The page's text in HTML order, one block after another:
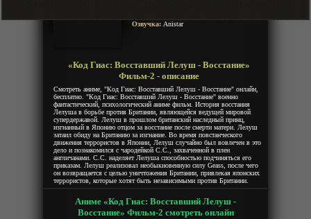
Озвучка: Anistar
«Код Гиас: Восставший Лелуш - Восстание»
Фильм-2 - описание
Смотреть аниме, "Код Гиас: Восставший Лелуш - Восстание" онлайн,
бесплатно. "Код Гиас: Восставший Лелуш - Восстание" военно
фантастический, психологический аниме фильм. История восстания
Лелуша в борьбе против Британии, являющейся ведущей мировой
супердержавой. Лелуш в прошлом британский наследный принц,
изгнанный в Японию отцом за восстание после смерти матери. Лелуш
затаил обиду на Британию за изгнание. Во время повстанческого
движения террористов в Японии, Лелуш случайно был вовлечен в это
дело и познакомился с чародейкой С.С., захваченной в плен
англичанами. С.С. наделяет Лелуша способностью подчиняться его
приказам. Лелуш реализовал необыкновенную силу Geass, после чего
он возвращается с целью уничтожения Британии, привлекая японских
террористов, которые хотят быть независимыми против Британии.
Аниме «Код Гиас: Восставший Лелуш -
Восстание» Фильм-2 смотреть онлайн